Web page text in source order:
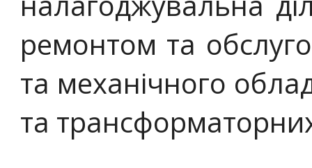
ремонтом та
та механічного
та